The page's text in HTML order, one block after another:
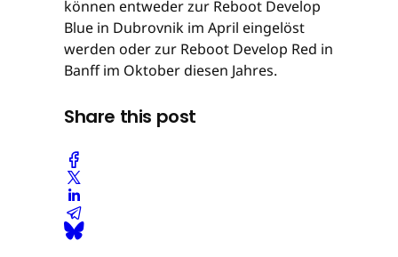
können entweder zur Reboot Develop
Blue in Dubrovnik im April eingelöst
werden oder zur Reboot Develop Red in
Banff im Oktober diesen Jahres.
Share this post